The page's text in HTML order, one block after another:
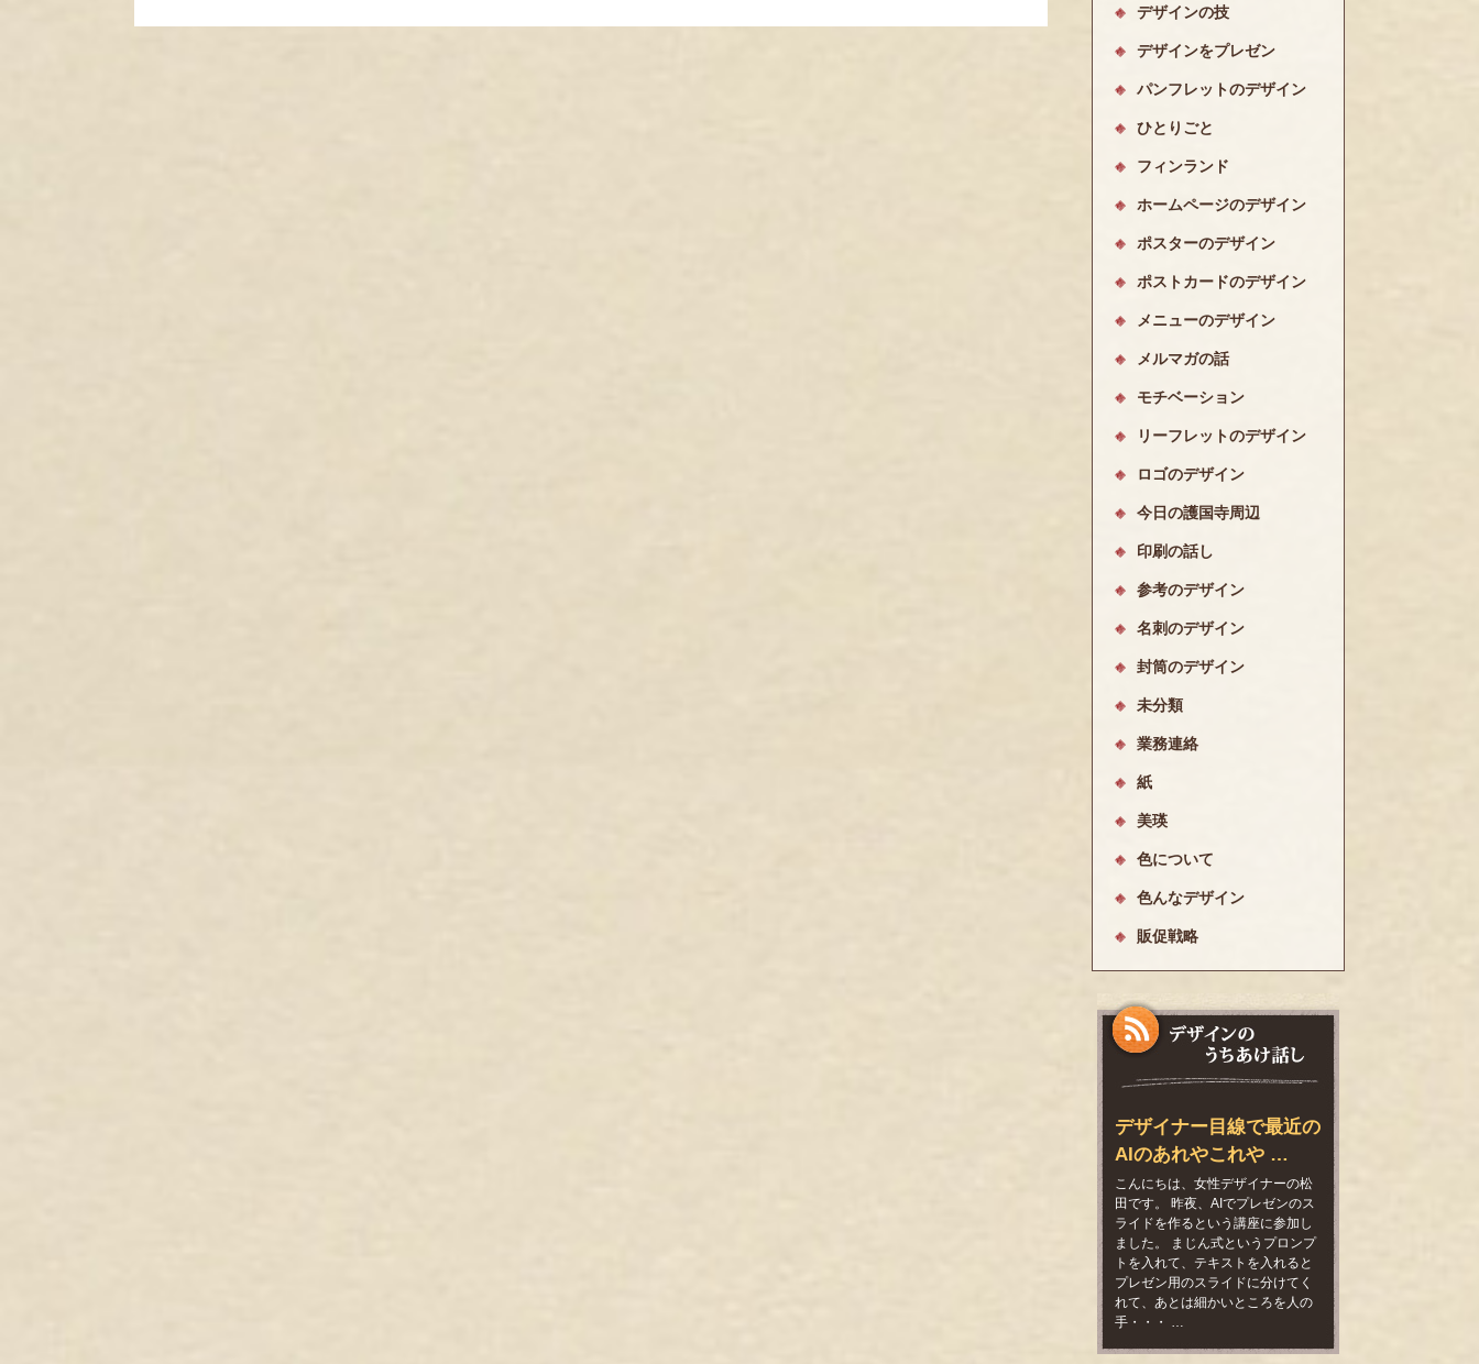
デザインの技
デザインをプレゼン
パンフレットのデザイン
ひとりごと
フィンランド
ホームページのデザイン
ポスターのデザイン
ポストカードのデザイン
メニューのデザイン
メルマガの話
モチベーション
リーフレットのデザイン
ロゴのデザイン
今日の護国寺周辺
印刷の話し
参考のデザイン
名刺のデザイン
封筒のデザイン
未分類
業務連絡
紙
美瑛
色について
色んなデザイン
販促戦略
デザイナー目線で最近の
AIのあれやこれや …
こんにちは、女性デザイナーの松
田です。 昨夜、AIでプレゼンのス
ライドを作るという講座に参加し
ました。 まじん式というプロンプ
トを入れて、テキストを入れると
プレゼン用のスライドに分けてく
れて、あとは細かいところを人の
手・・・ …